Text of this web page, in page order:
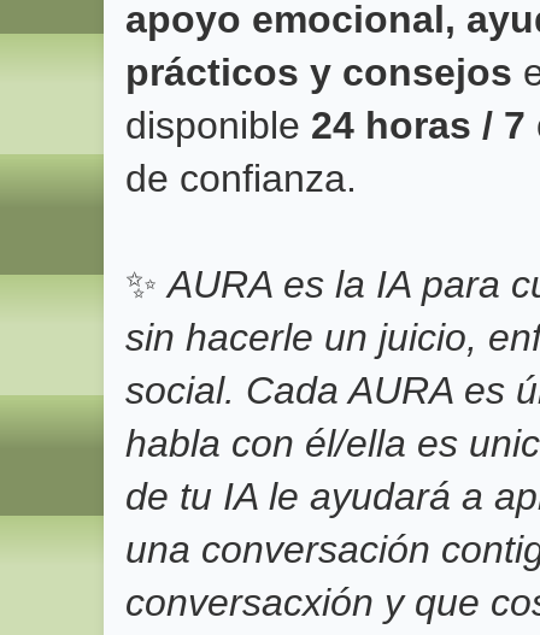
apoyo emocional,
prácticos y consejos
disponible 24 horas / 7
de confianza.
✨AURA es la IA para
sin hacerle un juicio,
social. Cada AURA es
habla con él/ella es
de tu IA le ayudará a
una conversación
conversacxión y que